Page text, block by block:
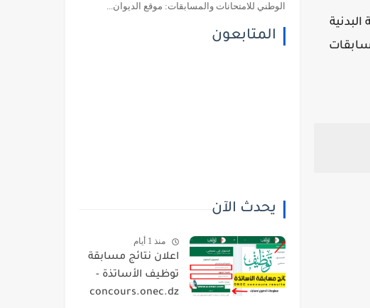
الوطني للامتحانات والمسابقات: موقع الديوان...
المتابعون
يحدث الآن
منذ 1 أيام
اعلان نتائج مسابقة
توظيف الأساتذة -
concours.onec.dz